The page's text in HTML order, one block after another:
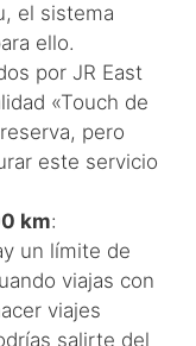
el sistema
ello.
por JR East
«Touch de
pero
este servicio
km:
un límite de
viajas con
viajes
salirte del